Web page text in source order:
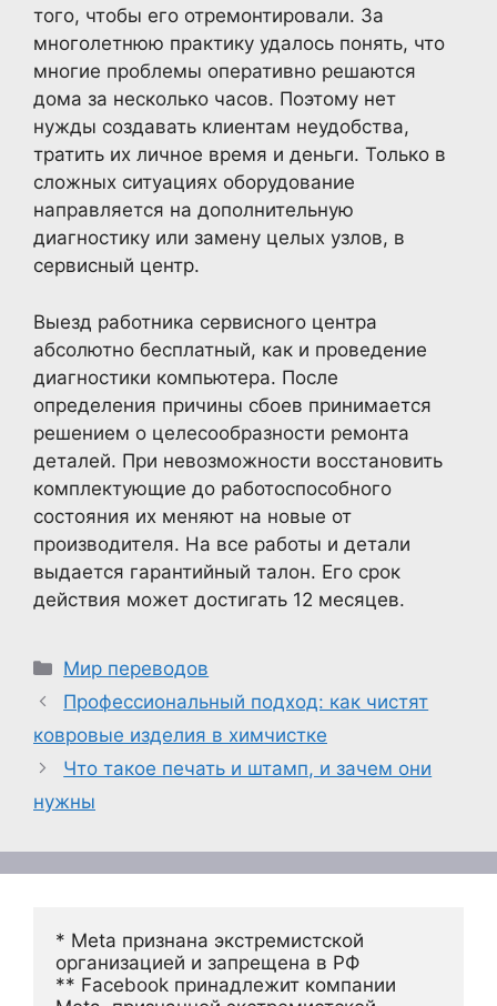
того, чтобы его отремонтировали. За
многолетнюю практику удалось понять, что
многие проблемы оперативно решаются
дома за несколько часов. Поэтому нет
нужды создавать клиентам неудобства,
тратить их личное время и деньги. Только в
сложных ситуациях оборудование
направляется на дополнительную
диагностику или замену целых узлов, в
сервисный центр.
Выезд работника сервисного центра
абсолютно бесплатный, как и проведение
диагностики компьютера. После
определения причины сбоев принимается
решением о целесообразности ремонта
деталей. При невозможности восстановить
комплектующие до работоспособного
состояния их меняют на новые от
производителя. На все работы и детали
выдается гарантийный талон. Его срок
действия может достигать 12 месяцев.
Рубрики
Мир переводов
Профессиональный подход: как чистят
ковровые изделия в химчистке
Что такое печать и штамп, и зачем они
нужны
* Meta признана экстремистской
организацией и запрещена в РФ
** Facebook принадлежит компании